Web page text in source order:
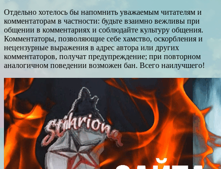
Отдельно хотелось бы напомнить уважаемым читателям и
комментаторам в частности: будьте взаимно вежливы при
общении в комментариях и соблюдайте культуру общения.
Комментаторы, позволяющие себе хамство, оскорбления и
нецензурные выражения в адрес автора или других
комментаторов, получат предупреждение; при повторном
аналогичном поведении возможен бан. Всего наилучшего!